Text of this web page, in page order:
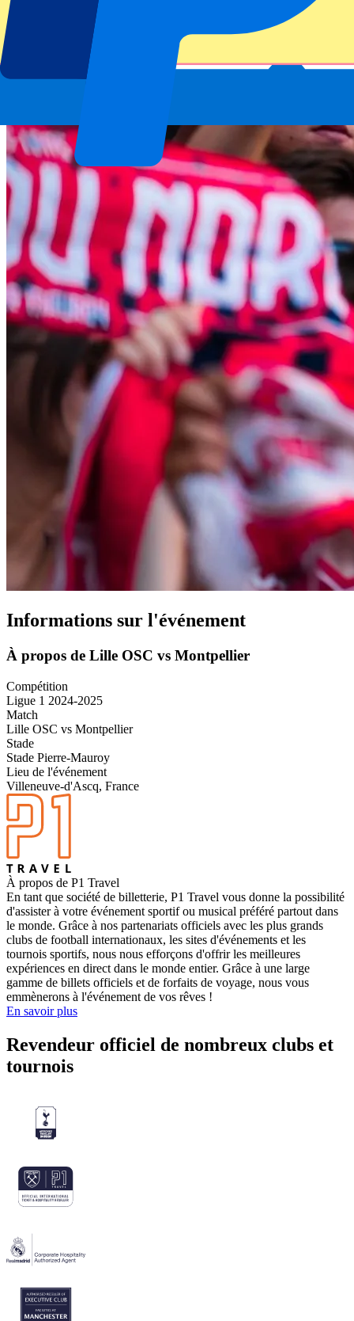
Informations sur l'événement
À propos de Lille OSC vs Montpellier
Compétition
Ligue 1 2024-2025
Match
Lille OSC vs Montpellier
Stade
Stade Pierre-Mauroy
Lieu de l'événement
Villeneuve-d'Ascq, France
À propos de P1 Travel
En tant que société de billetterie, P1 Travel vous donne la possibilité
d'assister à votre événement sportif ou musical préféré partout dans
le monde. Grâce à nos partenariats officiels avec les plus grands
clubs de football internationaux, les sites d'événements et les
tournois sportifs, nous nous efforçons d'offrir les meilleures
expériences en direct dans le monde entier. Grâce à une large
gamme de billets officiels et de forfaits de voyage, nous vous
emmènerons à l'événement de vos rêves !
En savoir plus
Revendeur officiel de nombreux clubs et
tournois